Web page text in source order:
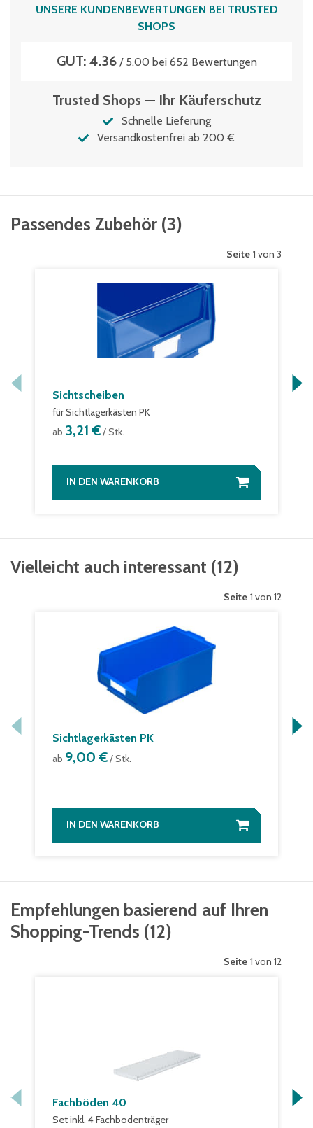
UNSERE KUNDENBEWERTUNGEN BEI TRUSTED
SHOPS
GUT: 4.36/ 5.00 bei 652 Bewertungen
Trusted Shops — Ihr Käuferschutz
Schnelle Lieferung
Versandkostenfrei ab 200 €
Passendes Zubehör (3)
Seite 1 von 3
Sichtscheiben
für Sichtlagerkästen PK
ab 3,21 €/ Stk.
IN DEN WARENKORB
Vielleicht auch interessant (12)
Seite 1 von 12
Sichtlagerkästen PK
ab 9,00 €/ Stk.
IN DEN WARENKORB
Empfehlungen basierend auf Ihren
Shopping-Trends (12)
Seite 1 von 12
Fachböden 40
Set inkl. 4 Fachbodenträger